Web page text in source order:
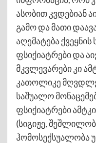
ასობით კვდებიან
გამო და მათი
აღემატება
ფსიქიატრები და
მკვლევარები კი
კათოლიკე
საშუალო
ფსიქიატრები
(სიგიჟე,
ჰომოსექსუალობა